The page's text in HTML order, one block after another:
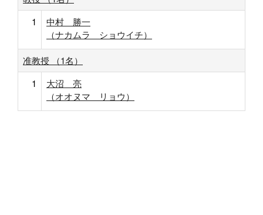
1
中村 勝一
（ナカムラ ショウイチ）
准教授 （1名）
1
大沼 亮
（オオヌマ リョウ）